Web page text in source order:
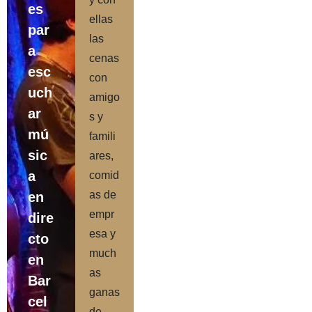
es
par
a
esc
uch
ar
mú
sic
a
en
dire
cto
en
Bar
cel
ellas
las
cenas
con
amigo
s y
famili
ares,
comid
as de
empr
esa y
much
as
ganas